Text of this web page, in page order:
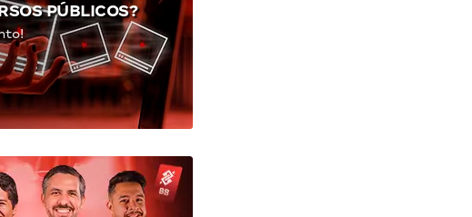
PÚBLICOS?